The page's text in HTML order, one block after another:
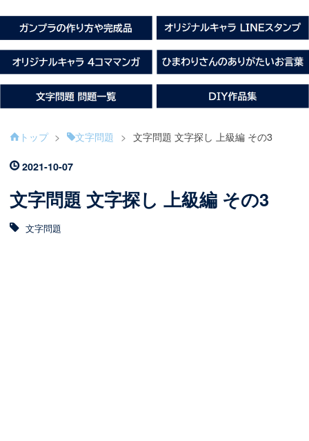
トップ > 文字問題 > 文字問題 文字探し 上級編 その3
2021-10-07
文字問題 文字探し 上級編 その3
文字問題